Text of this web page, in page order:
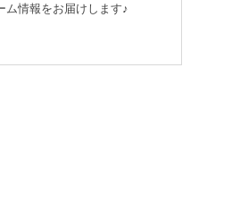
ム情報をお届けします♪